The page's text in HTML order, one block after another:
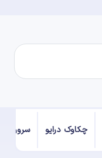
چکاوک درایو سرور